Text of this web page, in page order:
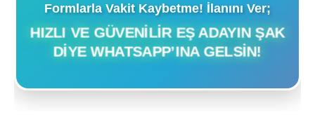
Formlarla Vakit Kaybetme! İlanını Ver;
HIZLI VE GÜVENILIR EŞ ADAYIN ŞAK
DIYE WHATSAPP’INA GELSIN!